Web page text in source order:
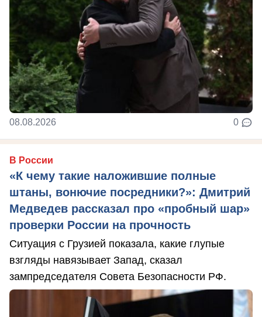
08.08.2026 0
В России
«К чему такие наложившие полные
штаны, вонючие посредники?»: Дмитрий
Медведев рассказал про «пробный шар»
проверки России на прочность
Ситуация с Грузией показала, какие глупые
взгляды навязывает Запад, сказал
зампредседателя Совета Безопасности РФ.